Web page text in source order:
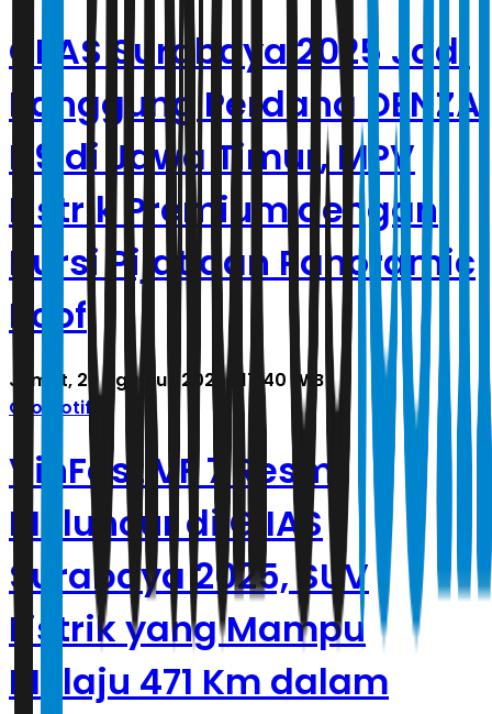
GIIAS Surabaya 2025 Jadi
Panggung Perdana DENZA
D9 di Jawa Timur, MPV
Listrik Premium dengan
Kursi Pijat dan Panoramic
Roof
Jumat, 29 Agustus 2025 | 17.40 WIB
Otomotif
VinFast VF 7 Resmi
Meluncur di GIIAS
Surabaya 2025, SUV
Listrik yang Mampu
Melaju 471 Km dalam